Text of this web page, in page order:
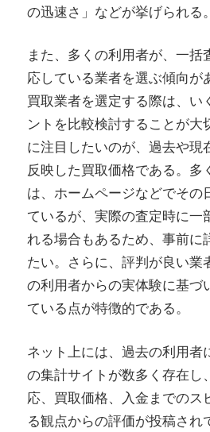
の迅速さ」などが挙げられる。
また、多くの利用者が、一
応している業者を選ぶ傾向が
買取業者を選定する際は、い
ントを比較検討することが大
に注目したいのが、過去や現
反映した買取価格である。多
は、ホームページなどでその
ているが、実際の査定時に一
れる場合もあるため、事前に
たい。さらに、評判が良い業
の利用者からの実体験に基づ
ている点が特徴的である。
ネット上には、過去の利用者
の集計サイトが数多く存在し
応、買取価格、入金までのス
る観点からの評価が投稿され